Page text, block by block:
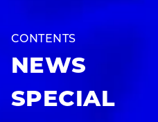
CONTENTS
NEWS
SPECIAL